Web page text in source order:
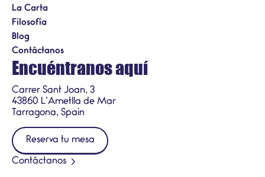
La Carta
Filosofía
Blog
Contáctanos
Encuéntranos aquí
Carrer Sant Joan, 3
43860 L’Ametlla de Mar
Tarragona, Spain
Reserva tu mesa
Contáctanos